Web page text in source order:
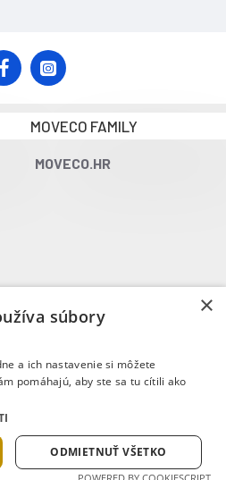
MOVECO FAMILY
MOVECO.HR
s.r.o., Všetky práva vyhradené
×
súbory
a ich nastavenie si môžete
pomáhajú, aby ste sa tu cítili ako
ODMIETNUŤ VŠETKO